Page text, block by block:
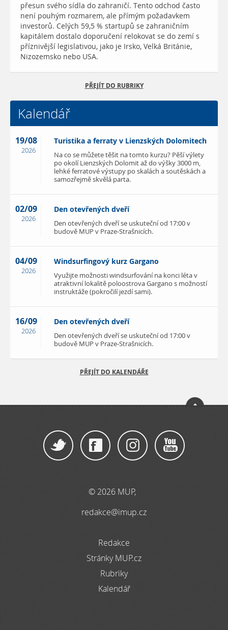
přesun svého sídla do zahraničí. Tento odchod často
není pouhým rozmarem, ale přímým požadavkem
investorů. Celých 59,5 % startupů se zahraničním
kapitálem dostalo doporučení relokovat se do zemí s
příznivější legislativou, jako je Irsko, Velká Británie,
Nizozemsko nebo USA.
PŘEJÍT DO RUBRIKY
Kalendář
19/08
2026
Turistika a ferraty v Lienzských Dolomitech
Na co se můžete těšit na tomto kurzu? Pěší výlety
po okolí Lienzských Dolomit až do výšky 3000 m,
lehké ferratové výstupy po skalách a soutěskách a
samozřejmě skvělá parta.
02/09
2026
Den otevřených dveří
Den otevřených dveří se uskuteční od 17:00 v
budově MUP v Praze-Strašnicích.
04/09
2026
Windsurfingový kurz Gargano
Využijte možnosti windsurfování na konci léta v
atraktivní lokalitě poloostrova Gargano s možností
instruktáže (pokročilí jezdí sami).
16/09
2026
Den otevřených dveří
Den otevřených dveří se uskuteční od 17:00 v
budově MUP v Praze-Strašnicích.
PŘEJÍT DO KALENDÁŘE
© 2026 MUP,
redakce@imup.cz
Redakce
Stránky MUP.cz
Rubriky
Kalendář